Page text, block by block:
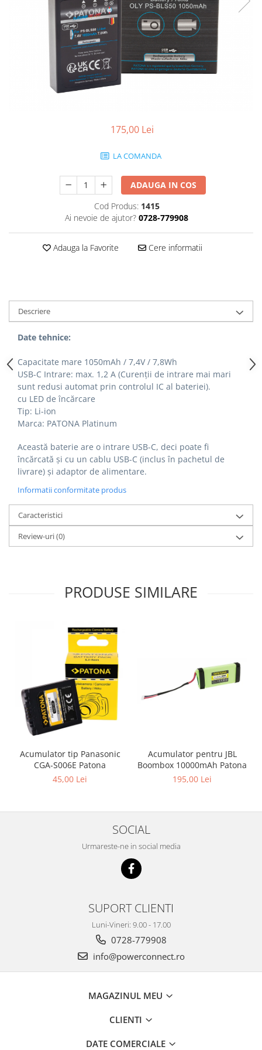
175,00 Lei
LA COMANDA
ADAUGA IN COS
Cod Produs: 1415
Ai nevoie de ajutor? 0728-779908
Adauga la Favorite Cere informatii
Descriere
Date tehnice:
Capacitate mare 1050mAh / 7,4V / 7,8Wh
USB-C Intrare: max. 1,2 A (Curenții de intrare mai mari
sunt redusi automat prin controlul IC al bateriei).
cu LED de încărcare
Tip: Li-ion
Marca: PATONA Platinum
Această baterie are o intrare USB-C, deci poate fi
încărcată și cu un cablu USB-C (inclus în pachetul de
livrare) și adaptor de alimentare.
Informatii conformitate produs
Caracteristici
Review-uri(0)
PRODUSE SIMILARE
Acumulator tip Panasonic
CGA-S006E Patona
45,00 Lei
Acumulator pentru JBL
Boombox 10000mAh Patona
195,00 Lei
SOCIAL
Urmareste-ne in social media
SUPORT CLIENTI
Luni-Vineri: 9.00 - 17.00
0728-779908
info@powerconnect.ro
MAGAZINUL MEU
CLIENTI
DATE COMERCIALE